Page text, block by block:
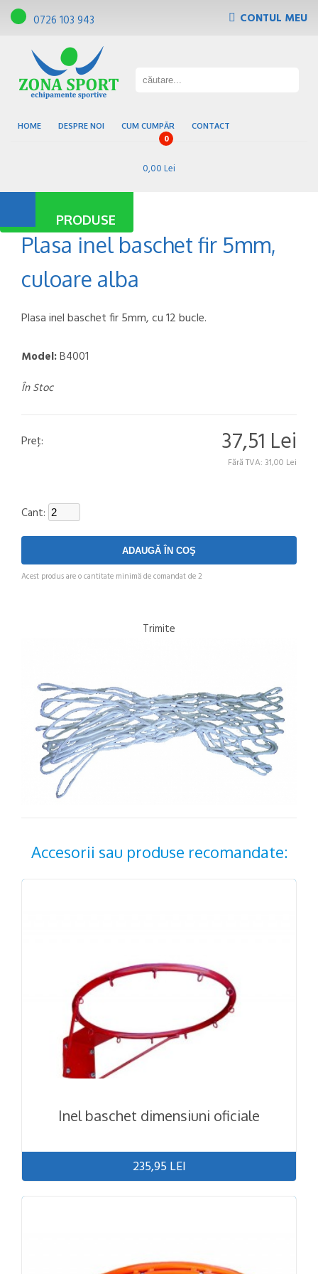
0726 103 943 CONTUL MEU
HOME DESPRE NOI CUM CUMPĂR CONTACT
0
0,00 Lei
PRODUSE
Pardoseli sportive
Plasa inel baschet fir 5mm,
culoare alba
Plasa inel baschet fir 5mm, cu 12 bucle.
Model:B4001
În Stoc
Preţ: 37,51 Lei
Fără TVA: 31,00 Lei
Cant:
Acest produs are o cantitate minimă de comandat de 2
Trimite
Accesorii sau produse recomandate:
Inel baschet dimensiuni oficiale
235,95 LEI